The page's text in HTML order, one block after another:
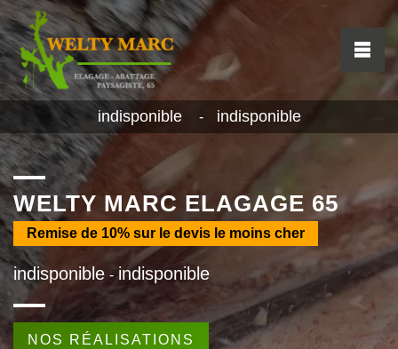
indisponible - indisponible
WELTY MARC ELAGAGE 65
Remise de 10% sur le devis le moins cher
indisponible - indisponible
NOS RÉALISATIONS